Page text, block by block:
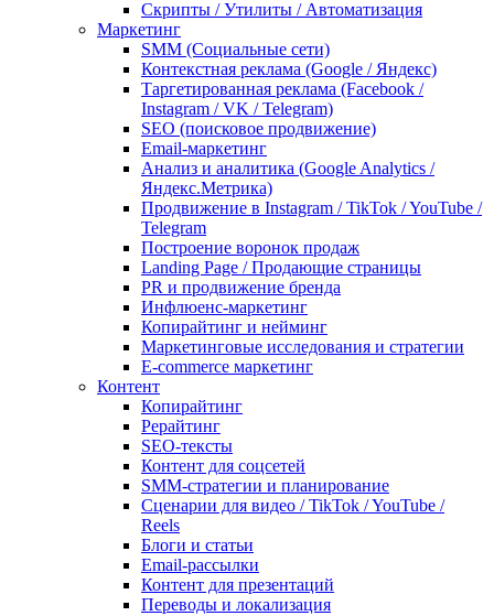
Скрипты / Утилиты / Автоматизация
Маркетинг
SMM (Социальные сети)
Контекстная реклама (Google / Яндекс)
Таргетированная реклама (Facebook /
Instagram / VK / Telegram)
SEO (поисковое продвижение)
Email-маркетинг
Анализ и аналитика (Google Analytics /
Яндекс.Метрика)
Продвижение в Instagram / TikTok / YouTube /
Telegram
Построение воронок продаж
Landing Page / Продающие страницы
PR и продвижение бренда
Инфлюенс-маркетинг
Копирайтинг и нейминг
Маркетинговые исследования и стратегии
E-commerce маркетинг
Контент
Копирайтинг
Рерайтинг
SEO-тексты
Контент для соцсетей
SMM-стратегии и планирование
Сценарии для видео / TikTok / YouTube /
Reels
Блоги и статьи
Email-рассылки
Контент для презентаций
Переводы и локализация